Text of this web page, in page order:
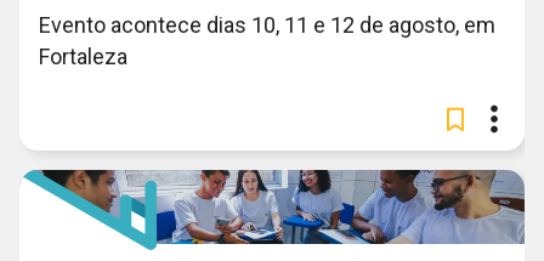
Evento acontece dias 10, 11 e 12 de agosto, em
Fortaleza